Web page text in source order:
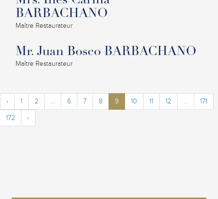
BARBACHANO
Maître Restaurateur
Mr. Juan Bosco BARBACHANO
Maître Restaurateur
‹ 1 2 ... 6 7 8 9 10 11 12 ...
171
172
›